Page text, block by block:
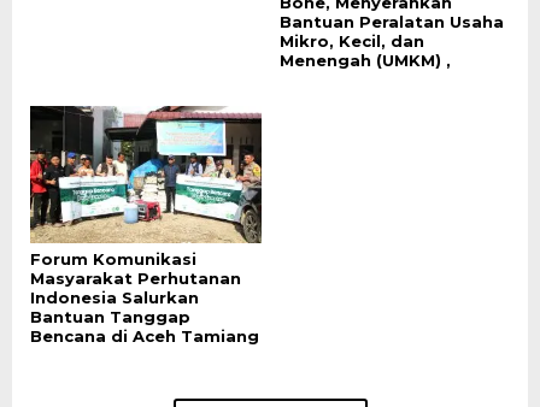
Bantuan Peralatan Usaha
Mikro, Kecil, dan
Menengah (UMKM) ,
Forum Komunikasi
Masyarakat Perhutanan
Indonesia Salurkan
Bantuan Tanggap
Bencana di Aceh Tamiang